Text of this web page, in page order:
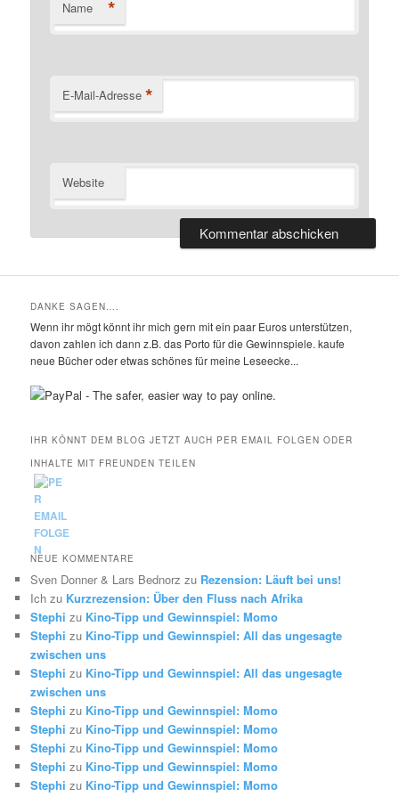
Name *
E-Mail-Adresse *
Website
DANKE SAGEN….
Wenn ihr mögt könnt ihr mich gern mit ein paar Euros unterstützen,
davon zahlen ich dann z.B. das Porto für die Gewinnspiele. kaufe
neue Bücher oder etwas schönes für meine Leseecke...
IHR KÖNNT DEM BLOG JETZT AUCH PER EMAIL FOLGEN ODER
INHALTE MIT FREUNDEN TEILEN
NEUE KOMMENTARE
Sven Donner & Lars Bednorz zu Rezension: Läuft bei uns!
Ich zu Kurzrezension: Über den Fluss nach Afrika
Stephi zu Kino-Tipp und Gewinnspiel: Momo
Stephi zu Kino-Tipp und Gewinnspiel: All das ungesagte
zwischen uns
Stephi zu Kino-Tipp und Gewinnspiel: All das ungesagte
zwischen uns
Stephi zu Kino-Tipp und Gewinnspiel: Momo
Stephi zu Kino-Tipp und Gewinnspiel: Momo
Stephi zu Kino-Tipp und Gewinnspiel: Momo
Stephi zu Kino-Tipp und Gewinnspiel: Momo
Stephi zu Kino-Tipp und Gewinnspiel: Momo